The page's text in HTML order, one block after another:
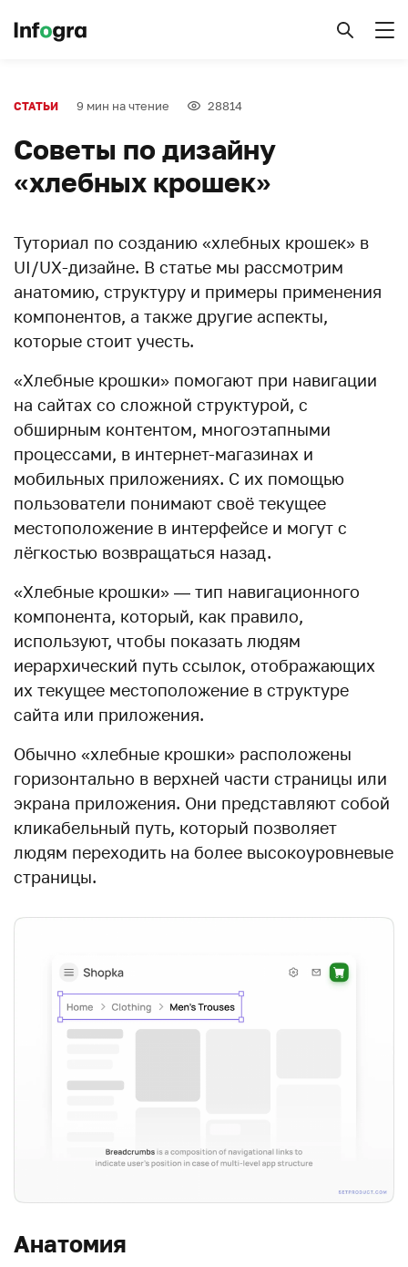
СТАТЬИ 9 мин на чтение 28814
Советы по дизайну
«хлебных крошек»
Туториал по созданию «хлебных крошек» в
UI/UX-дизайне. В статье мы рассмотрим
анатомию, структуру и примеры применения
компонентов, а также другие аспекты,
которые стоит учесть.
«Хлебные крошки» помогают при навигации
на сайтах со сложной структурой, с
обширным контентом, многоэтапными
процессами, в интернет-магазинах и
мобильных приложениях. С их помощью
пользователи понимают своё текущее
местоположение в интерфейсе и могут с
лёгкостью возвращаться назад.
«Хлебные крошки» — тип навигационного
компонента, который, как правило,
используют, чтобы показать людям
иерархический путь ссылок, отображающих
их текущее местоположение в структуре
сайта или приложения.
Обычно «хлебные крошки» расположены
горизонтально в верхней части страницы или
экрана приложения. Они представляют собой
кликабельный путь, который позволяет
людям переходить на более высокоуровневые
страницы.
Анатомия